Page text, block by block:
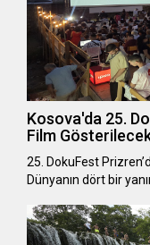
Kosova'da 25.
Film
25. DokuFest
Dünyanın dört bir